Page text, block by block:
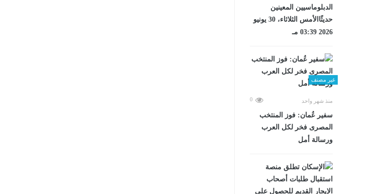
الدبلوماسيين المعينين
حديثًاالأمس الثلاثاء، 30 يونيو
2026 03:39 مـ
غير مصنف
منذ شهر واحد 0
سفير عُمان: فوز المنتخب
المصرى فخر لكل العرب
ورسالة أمل